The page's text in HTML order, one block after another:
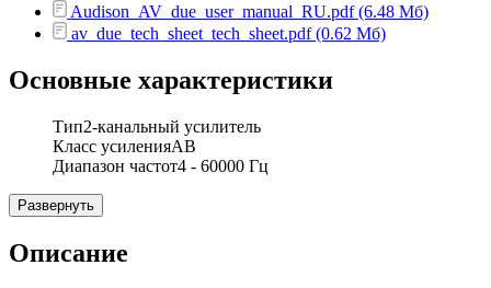
Audison_AV_due_user_manual_RU.pdf (6.48 Мб)
av_due_tech_sheet_tech_sheet.pdf (0.62 Мб)
Основные характеристики
Тип2-канальный усилитель
Класс усиленияAB
Диапазон частот4 - 60000 Гц
Развернуть
Описание